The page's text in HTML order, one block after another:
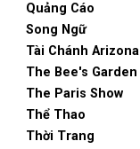
Quảng Cáo
Song Ngữ
Tài Chánh Arizona
The Bee's Garden
The Paris Show
Thể Thao
Thời Trang